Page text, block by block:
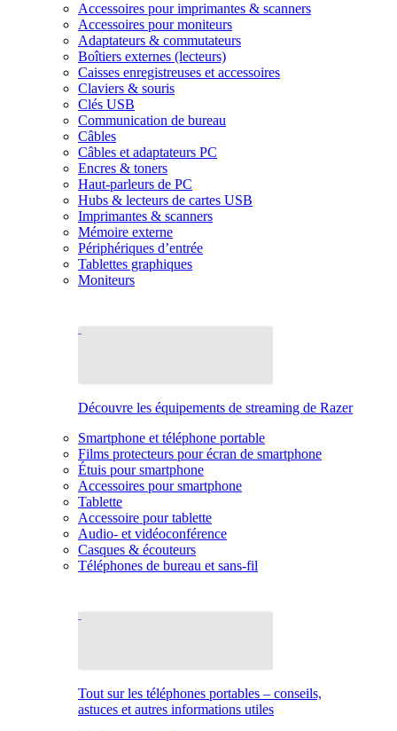
Accessoires pour imprimantes & scanners
Accessoires pour moniteurs
Adaptateurs & commutateurs
Boîtiers externes (lecteurs)
Caisses enregistreuses et accessoires
Claviers & souris
Clés USB
Communication de bureau
Câbles
Câbles et adaptateurs PC
Encres & toners
Haut-parleurs de PC
Hubs & lecteurs de cartes USB
Imprimantes & scanners
Mémoire externe
Périphériques d’entrée
Tablettes graphiques
Moniteurs
Découvre les équipements de streaming de Razer
Smartphone et téléphone portable
Films protecteurs pour écran de smartphone
Étuis pour smartphone
Accessoires pour smartphone
Tablette
Accessoire pour tablette
Audio- et vidéoconférence
Casques & écouteurs
Téléphones de bureau et sans-fil
Tout sur les téléphones portables – conseils,
astuces et autres informations utiles